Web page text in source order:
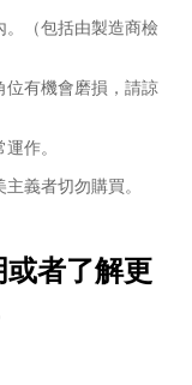
。（包括由製造商檢
位有機會磨損，請諒
作。
義者切勿購買。
者了解更